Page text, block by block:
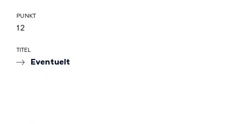
PUNKT
12
TITEL
Eventuelt